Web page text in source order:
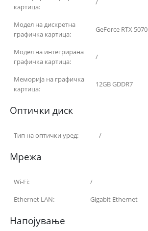
картица:
/
Модел на дискретна
графичка картица:
GeForce RTX 5070
Модел на интегрирана
графичка картица:
/
Меморија на графичка
картица:
12GB GDDR7
Оптички диск
Тип на оптички уред: /
Мрежа
Wi-Fi:
/
Ethernet LAN:
Gigabit Ethernet
Напојување